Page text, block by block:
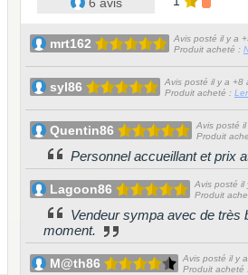
mrt162
Avis posté il y a
Produit acheté :
syl86
Avis posté il y a +8
Produit acheté :
Quentin86
Avis posté
Produit
Personnel accueillant et prix
Lagoon86
Avis posté il
Produit
Vendeur sympa avec de très
moment.
M@th86
Avis posté il y
Produit acheté